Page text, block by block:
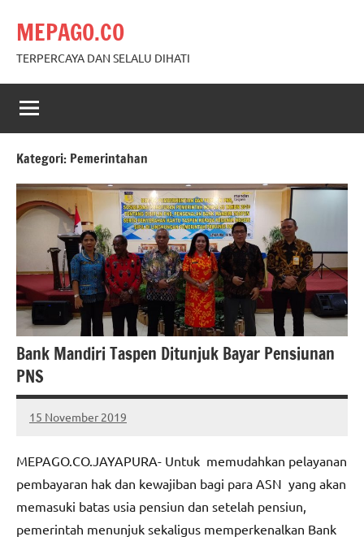
content
MEPAGO.CO
TERPERCAYA DAN SELALU DIHATI
Kategori: Pemerintahan
Bank Mandiri Taspen Ditunjuk Bayar Pensiunan
PNS
15 November 2019
MEPAGO
No
MEPAGO.CO.JAYAPURA- Untuk memudahkan pelayanan
pembayaran hak dan kewajiban bagi para ASN yang akan
memasuki batas usia pensiun dan setelah pensiun,
pemerintah menunjuk sekaligus memperkenalkan Bank